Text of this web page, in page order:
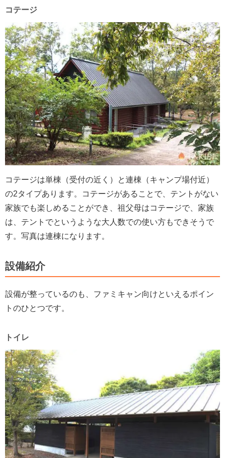
コテージ
コテージは単棟（受付の近く）と連棟（キャンプ場付近）
の2タイプあります。コテージがあることで、テントがない
家族でも楽しめることができ、祖父母はコテージで、家族
は、テントでというような大人数での使い方もできそうで
す。写真は連棟になります。
設備紹介
設備が整っているのも、ファミキャン向けといえるポイン
トのひとつです。
トイレ